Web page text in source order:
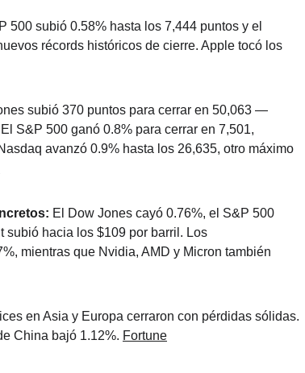
500 subió 0.58% hasta los 7,444 puntos y el
récords históricos de cierre. Apple tocó los
subió 370 puntos para cerrar en 50,063 —
S&P 500 ganó 0.8% para cerrar en 7,501,
avanzó 0.9% hasta los 26,635, otro máximo
El Dow Jones cayó 0.76%, el S&P 500
subió hacia los $109 por barril. Los
mientras que Nvidia, AMD y Micron también
en Asia y Europa cerraron con pérdidas sólidas.
China bajó 1.12%. Fortune